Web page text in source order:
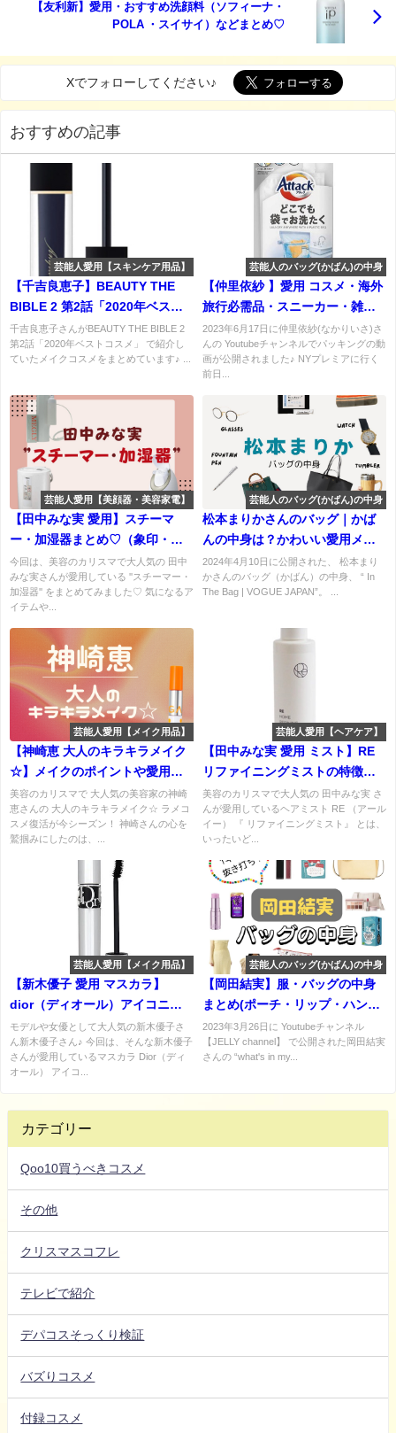
【友利新】愛用・おすすめ洗顔料（ソフィーナ・
POLA ・スイサイ）などまとめ♡
Xでフォローしてください♪
おすすめの記事
芸能人愛用【スキンケア用品】
【千吉良恵子】BEAUTY THE
BIBLE 2 第2話「2020年ベスト
コスメ」メイクコスメまとめ♪
千吉良恵子さんがBEAUTY THE BIBLE 2
第2話「2020年ベストコスメ」 で紹介し
ていたメイクコスメをまとめています♪ ...
芸能人のバッグ(かばん)の中身
【仲里依紗 】愛用 コスメ・海外
旅行必需品・スニーカー・雑貨
など全まとめ！
2023年6月17日に仲里依紗(なかりいさ)さ
んの Youtubeチャンネルでパッキングの動
画が公開されました♪ NYプレミアに行く
前日...
芸能人愛用【美顔器・美容家電】
【田中みな実 愛用】スチーマ
ー・加湿器まとめ♡（象印・パ
ナソニック）など
今回は、美容のカリスマで大人気の 田中
みな実さんが愛用している ''スチーマー・
加湿器'' をまとめてみました♡ 気になるア
イテムや...
芸能人のバッグ(かばん)の中身
松本まりかさんのバッグ｜かば
んの中身は？かわいい愛用メガ
ネ・酵素・ナッツなど【In The
Bag | VOGUE JAPAN】
2024年4月10日に公開された、 松本まり
かさんのバッグ（かばん）の中身、 “ In
The Bag | VOGUE JAPAN”。 ...
芸能人愛用【メイク用品】
【神崎恵 大人のキラキラメイク
☆】メイクのポイントや愛用コ
スメ・購入先などまとめ♡
美容のカリスマで 大人気の美容家の神崎
恵さんの 大人のキラキラメイク☆ ラメコ
スメ復活が今シーズン！ 神崎さんの心を
鷲掴みにしたのは、...
芸能人愛用【ヘアケア】
【田中みな実 愛用 ミスト】RE
リファイニングミストの特徴・
口コミ・購入先は？
美容のカリスマで大人気の 田中みな実 さ
んが愛用しているヘアミスト RE （アール
イー） 『 リファイニングミスト』 とは、
いったいど...
芸能人愛用【メイク用品】
【新木優子 愛用 マスカラ】
dior（ディオール）アイコニッ
クオーバーカールの口コミ・使
用感・購入先まとめ♡
モデルや女優として大人気の新木優子さ
ん新木優子さん♪ 今回は、そんな新木優子
さんが愛用しているマスカラ Dior（ディ
オール） アイコ...
芸能人のバッグ(かばん)の中身
【岡田結実】服・バッグの中身
まとめ(ポーチ・リップ・ハンド
クリーム・香水・お菓子な
ど)JELLYchannel♪
2023年3月26日に Youtubeチャンネル
【JELLY channel】 で公開された岡田結実
さんの “what's in my...
カテゴリー
Qoo10買うべきコスメ
その他
クリスマスコフレ
テレビで紹介
デパコスそっくり検証
バズりコスメ
付録コスメ